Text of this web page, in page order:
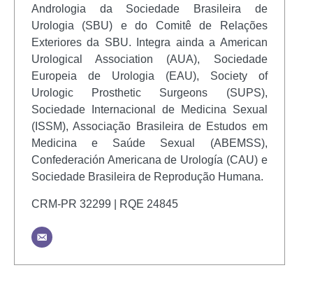
Andrologia da Sociedade Brasileira de
Urologia (SBU) e do Comitê de Relações
Exteriores da SBU. Integra ainda a American
Urological Association (AUA), Sociedade
Europeia de Urologia (EAU), Society of
Urologic Prosthetic Surgeons (SUPS),
Sociedade Internacional de Medicina Sexual
(ISSM), Associação Brasileira de Estudos em
Medicina e Saúde Sexual (ABEMSS),
Confederación Americana de Urología (CAU) e
Sociedade Brasileira de Reprodução Humana.
CRM-PR 32299 | RQE 24845